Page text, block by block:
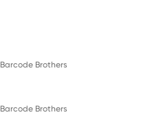
Barcode Brothers
Barcode Brothers